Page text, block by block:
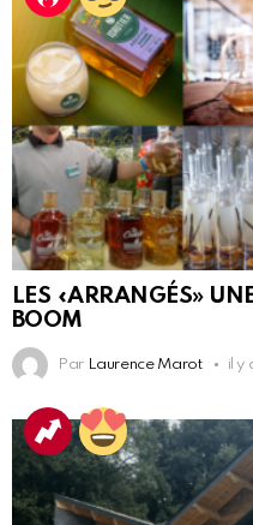
LES «ARRANGÉS»
BOOM
Par Laurence Marot il y